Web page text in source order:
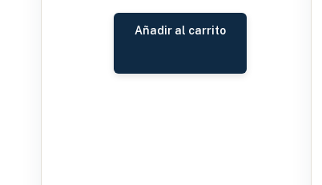
Añadir al carrito